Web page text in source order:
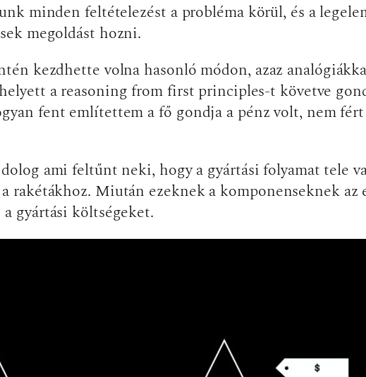
minden feltételezést a probléma körül, és a
megoldást hozni.
kezdhette volna hasonló módon, azaz
a reasoning from first principles-t követve
fent említettem a fő gondja a pénz volt, nem
ami feltűnt neki, hogy a gyártási folyamat tele
rakétákhoz. Miután ezeknek a komponenseknek
gyártási költségeket.